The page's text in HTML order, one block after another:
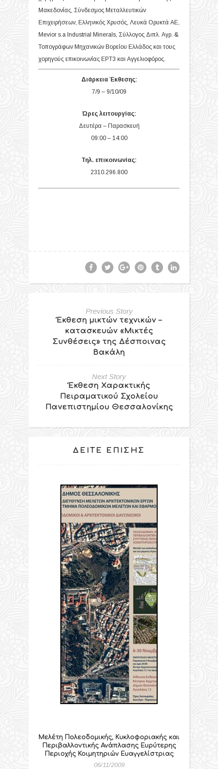
Μακεδονίας, Σύνδεσμος Μεταλλευτικών
Επιχειρήσεων, Ελληνικός Χρυσός, Λευκά Ορυκτά ΑΕ,
Mevior s.a Industrial Minerals, Σύλλογος Διπλ. Αγρ. &
Τοπογράφων Μηχανικών Βορείου Ελλάδος και τους
χορηγούς επικοινωνίας ΕΡΤ3 και Αγγελιοφόρος.
Διάρκεια Έκθεσης:
7/9 – 9/10/09
Ώρες λειτουργίας:
Δευτέρα – Παρασκευή
09:00 – 14:00
Τηλ. επικοινωνίας:
2310.296.800
Previous Story
Έκθεση μικτών τεχνικών –
κατασκευών «Μικτές
Συνθέσεις» της Δέσποινας
Βακάλη
Next Story
Έκθεση Χαρακτικής
Πειραματικού Σχολείου
Πανεπιστημίου Θεσσαλονίκης
ΔΕΊΤΕ ΕΠΊΣΗΣ
Μελέτη Πολεοδομικής, Κυκλοφοριακής και
Περιβαλλοντικής Ανάπλασης Ευρύτερης
Περιοχής Κοιμητηριών Ευαγγελίστριας
06/11/2009